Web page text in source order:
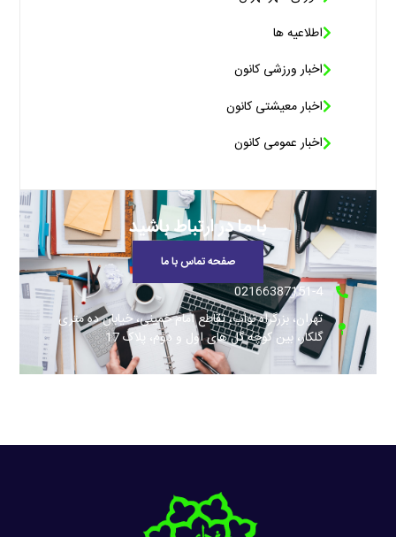
اطلاعیه ها
اخبار ورزشی کانون
اخبار معیشتی کانون
اخبار عمومی کانون
با ما در ارتباط باشید
صفحه تماس با ما
02166387151-4
تهران، بزرگراه نواب، تقاطع امام خمینی، خیابان ده متری
گلکار، بین کوچه گل های اول و دوم، پلاک 17